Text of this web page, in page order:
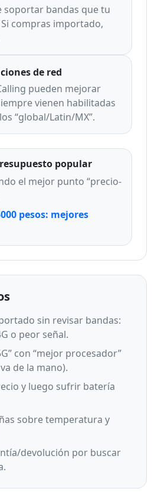
soportar bandas que tu
compras importado,
de red
pueden mejorar
vienen habilitadas
“global/Latin/MX”.
popular
el mejor punto “precio-
pesos: mejores
sin revisar bandas:
o peor señal.
con “mejor procesador”
de la mano).
y luego sufrir batería
sobre temperatura y
devolución por buscar